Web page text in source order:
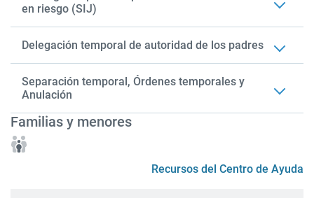
en riesgo (SIJ)
Delegación temporal de autoridad de los padres
Separación temporal, Órdenes temporales y
Anulación
Familias y menores
Recursos del Centro de Ayuda